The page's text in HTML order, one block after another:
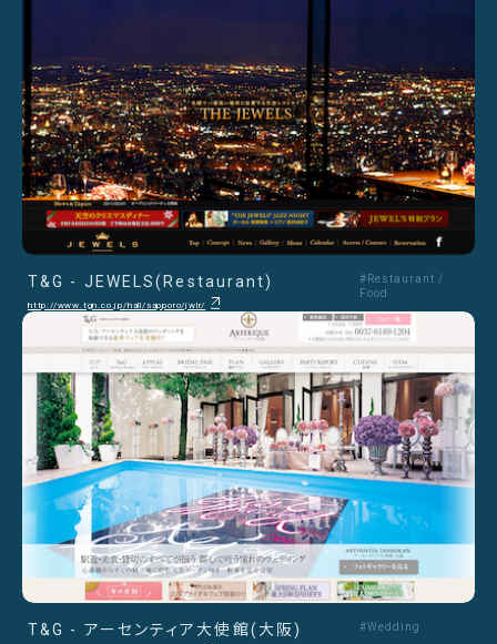
T&G - JEWELS(Restaurant)
http://www.tgn.co.jp/hall/sapporo/jwlr/
#Restaurant /
Food
T&G - アーセンティア大使館(大阪) #Wedding